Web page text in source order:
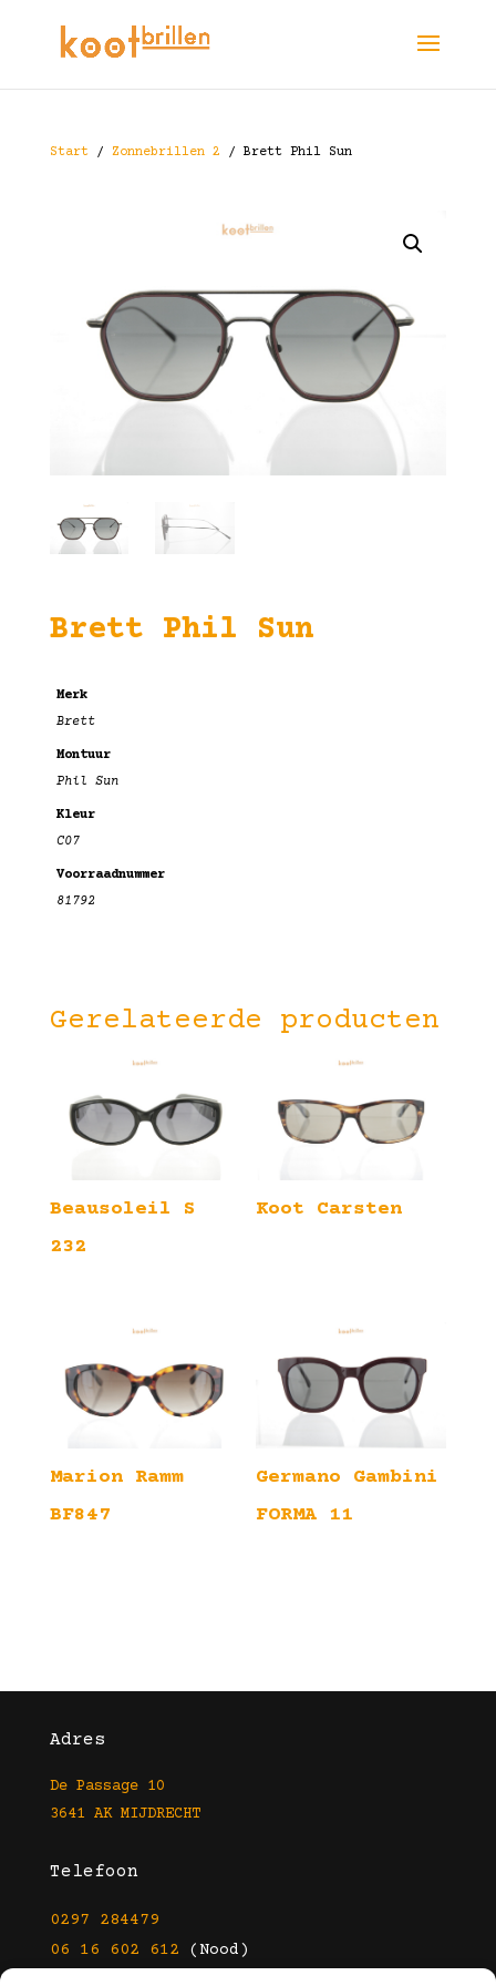
Start/ Zonnebrillen 2 / Brett Phil Sun
Brett Phil Sun
Merk
Brett
Montuur
Phil Sun
Kleur
C07
Voorraadnummer
81792
Gerelateerde producten
Beausoleil S
232
Koot Carsten
Marion Ramm
BF847
Germano Gambini
FORMA 11
Adres
De Passage 10
3641 AK MIJDRECHT
Telefoon
0297 284479
06 16 602 612 (Nood)